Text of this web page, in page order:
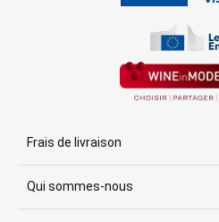
Frais de livraison
Qui sommes-nous